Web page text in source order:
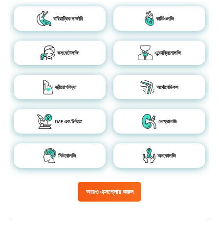
আরও এক্সপ্লোর করুন
বারিয়াট্রিক সার্জারি কার্ডিওলজি
কসমেটোলজি এন্ডোক্রিনোলজি
স্ত্রীরোগবিদ্যা অর্থোপেডিকস
IVF এবং উর্বরতা নেফ্রোলজি
নিউরোলজি অনকোলজি